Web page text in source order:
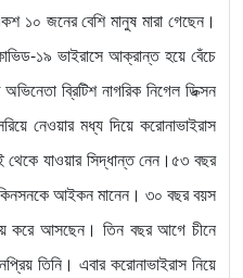
১০ জনের বেশি মানুষ মারা গেছেন।
১৯ ভাইরাসে আক্রান্ত হয়ে বেঁচে
ব্রিটিশ নাগরিক নিগেল ডিক্সন
নেওয়ার মধ্য দিয়ে করোনাভাইরাস
থেকে যাওয়ার সিদ্ধান্ত নেন।৫৩ বছর
আইকন মানেন। ৩০ বছর বয়স
করে আসছেন। তিন বছর আগে চীনে
তিনি। এবার করোনাভাইরাস নিয়ে